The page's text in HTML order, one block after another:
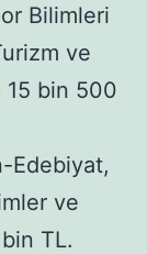
Bilimleri
ve
15 bin 500
Edebiyat,
ve
TL.